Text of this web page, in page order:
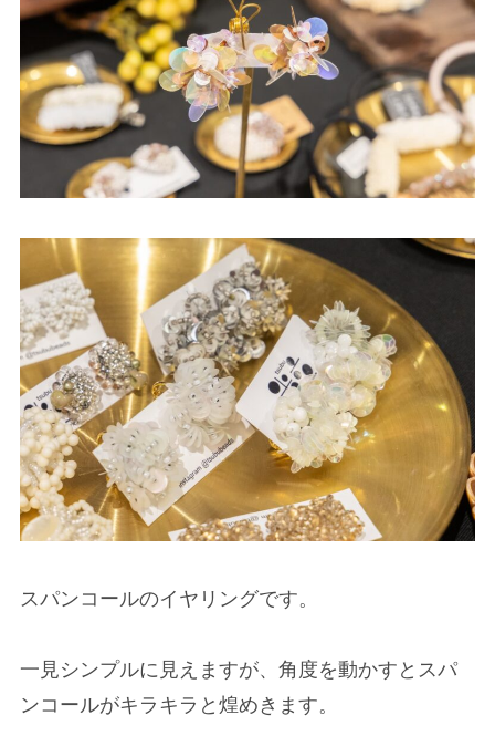
スパンコールのイヤリングです。
一見シンプルに見えますが、角度を動かすとスパ
ンコールがキラキラと煌めきます。